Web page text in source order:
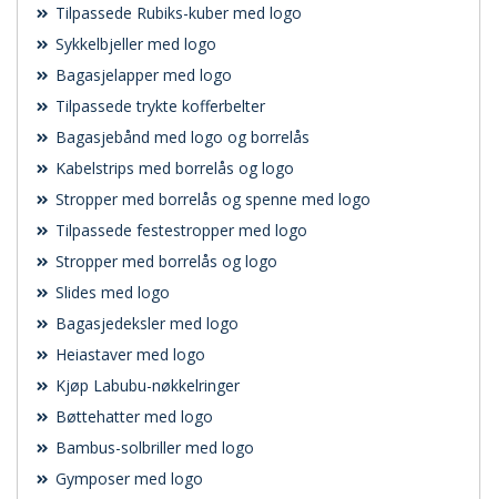
Tilpassede Rubiks-kuber med logo
Sykkelbjeller med logo
Bagasjelapper med logo
Tilpassede trykte kofferbelter
Bagasjebånd med logo og borrelås
Kabelstrips med borrelås og logo
Stropper med borrelås og spenne med logo
Tilpassede festestropper med logo
Stropper med borrelås og logo
Slides med logo
Bagasjedeksler med logo
Heiastaver med logo
Kjøp Labubu-nøkkelringer
Bøttehatter med logo
Bambus-solbriller med logo
Gymposer med logo